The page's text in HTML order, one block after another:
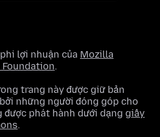
lợi nhuận của Mozilla
.
trang này được giữ bản
những người đóng góp cho
được phát hành dưới dạng giấy
.